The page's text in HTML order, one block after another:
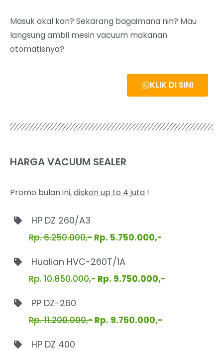
Masuk akal kan? Sekarang bagaimana nih? Mau
langsung ambil mesin vacuum makanan
otomatisnya?
KLIK DI SINI
HARGA VACUUM SEALER
Promo bulan ini,diskon up to 4 juta !
HP DZ 260/A3
Rp. 6.250.000,- Rp. 5.750.000,-
Hualian HVC-260T/1A
Rp. 10.850.000,- Rp. 9.750.000,-
PP DZ-260
Rp. 11.200.000,- Rp. 9.750.000,-
HP DZ 400